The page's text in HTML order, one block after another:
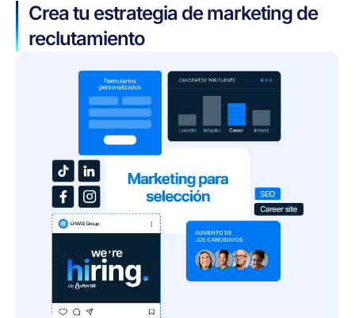
Crea tu estrategia de marketing de
reclutamiento